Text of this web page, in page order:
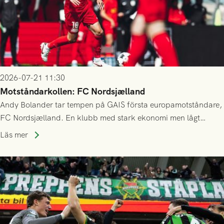
2026-07-21 11:30
Motståndarkollen: FC Nordsjælland
Andy Bolander tar tempen på GAIS första europamotståndare,
FC Nordsjælland. En klubb med stark ekonomi men lågt
publiksnitt, ett lag med både kollektiv styrka och individuell
Läs mer